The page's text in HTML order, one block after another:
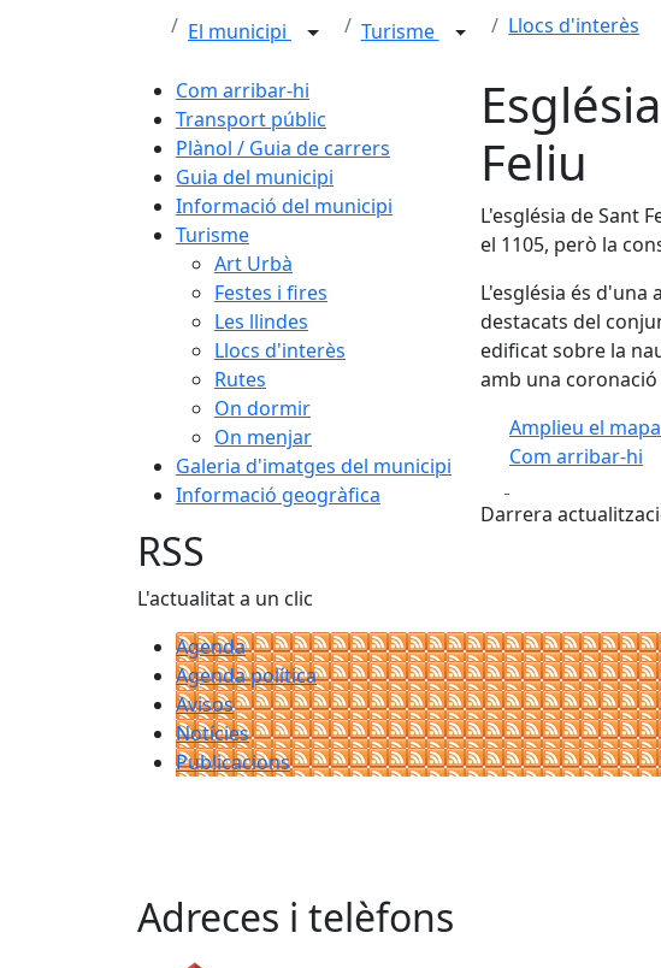
El municipi Turisme Llocs d'interès
Com arribar-hi
Transport públic
Plànol / Guia de carrers
Guia del municipi
Informació del municipi
Turisme
Art Urbà
Festes i fires
Les llindes
Llocs d'interès
Rutes
On dormir
On menjar
Galeria d'imatges del municipi
Informació geogràfica
Feliu
L'església de Sant
el 1105, però la
L'església és
destacats del
edificat sobre la
amb una
Amplieu el mapa
Com arribar-hi
+
Darrera
RSS
L'actualitat a un clic
Agenda
Agenda política
Avisos
Notícies
Publicacions
Adreces i telèfons